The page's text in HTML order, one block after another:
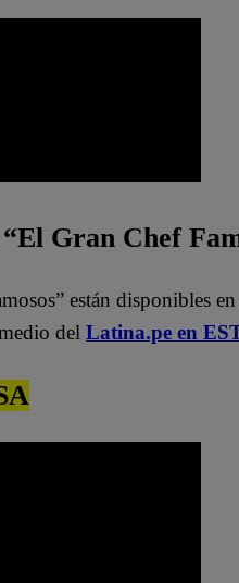
Gran Chef
están disponibles
del Latina.pe en